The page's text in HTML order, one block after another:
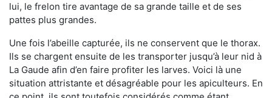
lui, le frelon tire avantage de sa grande taille et de ses
pattes plus grandes.
Une fois l’abeille capturée, ils ne conservent que le thorax.
Ils se chargent ensuite de les transporter jusqu’à leur nid à
La Gaude afin d’en faire profiter les larves. Voici là une
situation attristante et désagréable pour les apiculteurs. En